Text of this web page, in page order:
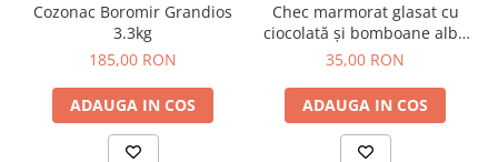
Cozonac Boromir Grandios
3.3kg
185,00 RON
ADAUGA IN COS
Chec marmorat glasat cu
ciocolată și bomboane albe
600g
35,00 RON
ADAUGA IN COS